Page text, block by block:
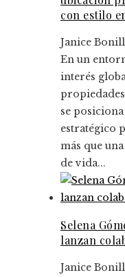
con estilo
Janice
En un
interés
se
estratégico
más que
de vida...
Selena
lanzan
Janice